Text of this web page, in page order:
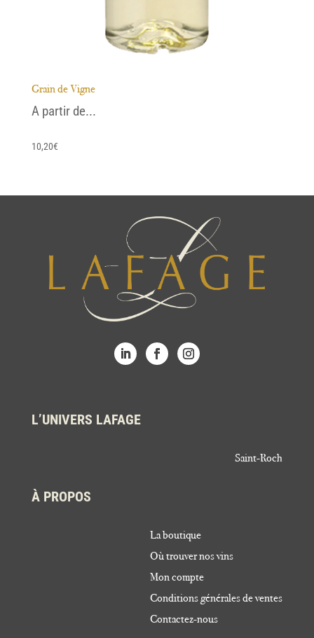
Grain de Vigne
A partir de...
10,20€
L’UNIVERS LAFAGE
Saint-Roch
À PROPOS
La boutique
Où trouver nos vins
Mon compte
Conditions générales de ventes
Contactez-nous